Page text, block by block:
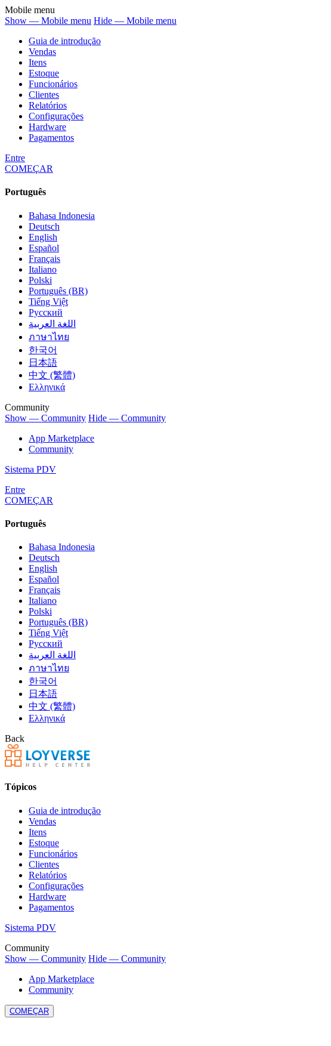
Mobile menu
Show — Mobile menu Hide — Mobile menu
Guia de introdução
Vendas
Itens
Estoque
Funcionários
Clientes
Relatórios
Configurações
Hardware
Pagamentos
Entre
COMEÇAR
Português
Bahasa Indonesia
Deutsch
English
Español
Français
Italiano
Polski
Português (BR)
Tiếng Việt
Русский
اللغة العربية
ภาษาไทย
한국어
日本語
中文 (繁體)
Ελληνικά
Community
Show — Community Hide — Community
App Marketplace
Community
Sistema PDV
Entre
COMEÇAR
Português
Bahasa Indonesia
Deutsch
English
Español
Français
Italiano
Polski
Português (BR)
Tiếng Việt
Русский
اللغة العربية
ภาษาไทย
한국어
日本語
中文 (繁體)
Ελληνικά
Back
Tópicos
Guia de introdução
Vendas
Itens
Estoque
Funcionários
Clientes
Relatórios
Configurações
Hardware
Pagamentos
Sistema PDV
Community
Show — Community Hide — Community
App Marketplace
Community
COMEÇAR